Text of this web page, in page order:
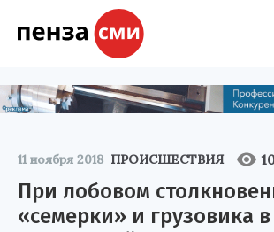
11 ноября 2018 ПРОИСШЕСТВИЯ
При лобовом
«семерки» и грузовика в